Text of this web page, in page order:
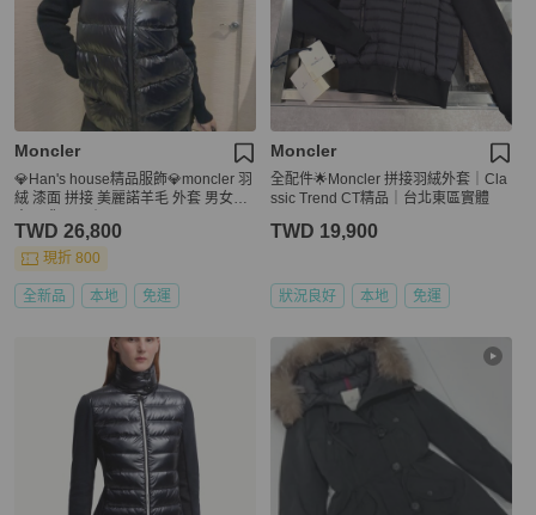
Moncler
💎Han's house精品服飾💎moncler 羽
絨 漆面 拼接 美麗諾羊毛 外套 男女共
TWD 26,800
現折 800
全新品 本地 免運
Moncler
全配件🌟Moncler 拼接羽絨外套｜Cla
ssic Trend CT精品｜台北東區實體
TWD 19,900
狀況良好 本地 免運